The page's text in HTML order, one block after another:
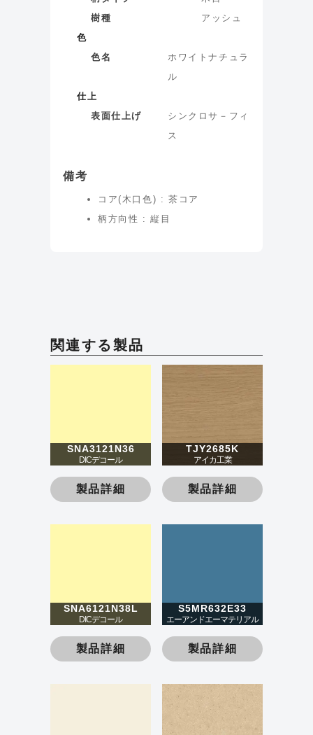
樹種
アッシュ
色
色名
ホワイトナチュラ
ル
仕上
表面仕上げ
シンクロサ－フィ
ス
備考
コア(木口色) : 茶コア
柄方向性 : 縦目
関連する製品
SNA3121N36
DICデコール
製品詳細
TJY2685K
アイカ工業
製品詳細
SNA6121N38L
DICデコール
製品詳細
S5MR632E33
エーアンドエーマテリアル
製品詳細